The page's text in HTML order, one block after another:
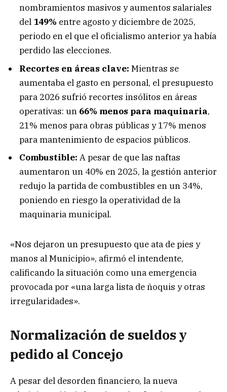
nombramientos masivos y aumentos salariales
del 149% entre agosto y diciembre de 2025,
periodo en el que el oficialismo anterior ya había
perdido las elecciones.
Recortes en áreas clave: Mientras se
aumentaba el gasto en personal, el presupuesto
para 2026 sufrió recortes insólitos en áreas
operativas: un 66% menos para maquinaria,
21% menos para obras públicas y 17% menos
para mantenimiento de espacios públicos.
Combustible: A pesar de que las naftas
aumentaron un 40% en 2025, la gestión anterior
redujo la partida de combustibles en un 34%,
poniendo en riesgo la operatividad de la
maquinaria municipal.
«Nos dejaron un presupuesto que ata de pies y
manos al Municipio», afirmó el intendente,
calificando la situación como una emergencia
provocada por «una larga lista de ñoquis y otras
irregularidades».
Normalización de sueldos y
pedido al Concejo
A pesar del desorden financiero, la nueva